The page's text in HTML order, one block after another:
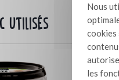
Nous
cookies
les
utilisés